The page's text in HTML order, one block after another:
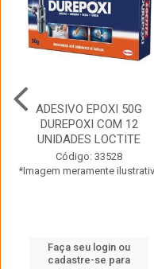
ADESIVO EPOXI 50G
DUREPOXI COM 12
UNIDADES LOCTITE
Código: 33528
*Imagem meramente
Faça seu login ou
cadastre-se para